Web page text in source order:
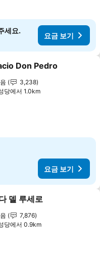
세요.
요금 보기
기에 추가
Don Pedro
3,238
당에서 1.0km
요금 보기
기에 추가
델 루세로
7,876
당에서 0.9km